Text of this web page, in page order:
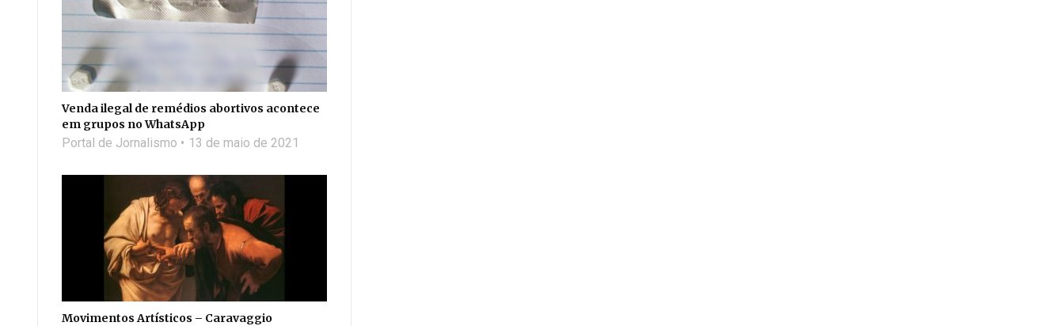
Venda ilegal de remédios abortivos acontece
em grupos no WhatsApp
Portal de Jornalismo 13 de maio de 2021
Movimentos Artísticos – Caravaggio